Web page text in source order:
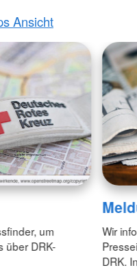
Ansicht
um
über DRK-
Wir
DRK.